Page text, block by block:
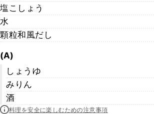
塩こしょう
水
顆粒和風だし
(A)
しょうゆ
みりん
酒
料理を安全に楽しむための注意事項